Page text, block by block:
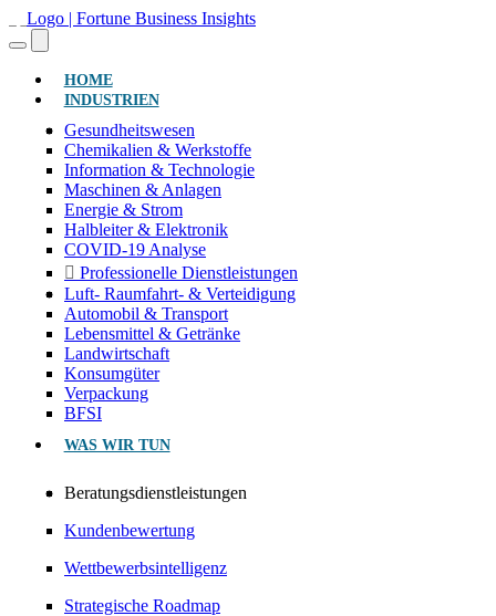
HOME(AKTUELL)
INDUSTRIEN
Gesundheitswesen
Chemikalien & Werkstoffe
Information & Technologie
Maschinen & Anlagen
Energie & Strom
Halbleiter & Elektronik
COVID-19 Analyse
Professionelle Dienstleistungen
Luft- Raumfahrt- & Verteidigung
Automobil & Transport
Lebensmittel & Getränke
Landwirtschaft
Konsumgüter
Verpackung
BFSI
WAS WIR TUN
Beratungsdienstleistungen
Kundenbewertung
Wettbewerbsintelligenz
Strategische Roadmap